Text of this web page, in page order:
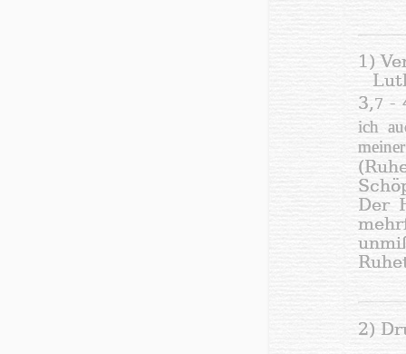
1)
3,7 -
ich
Der
2)